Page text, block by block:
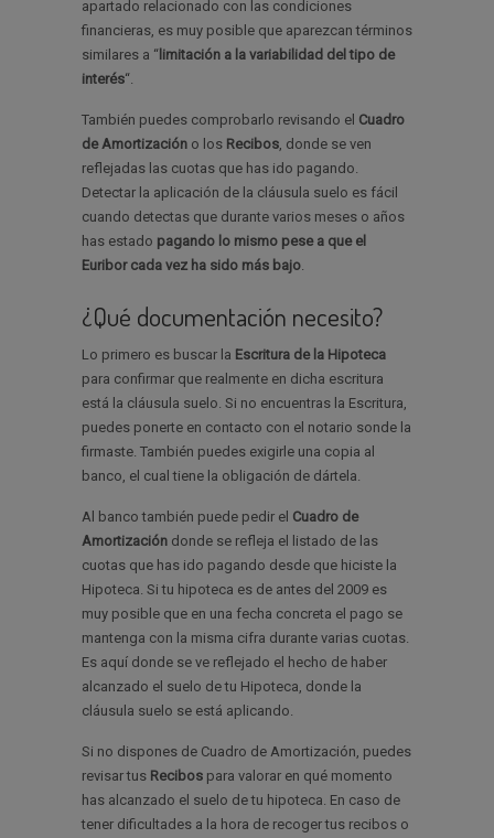
apartado relacionado con las condiciones
financieras, es muy posible que aparezcan términos
similares a “ limitación a la variabilidad del tipo de
interés“.
También puedes comprobarlo revisando el Cuadro
de Amortización o los Recibos , donde se ven
reflejadas las cuotas que has ido pagando.
Detectar la aplicación de la cláusula suelo es fácil
cuando detectas que durante varios meses o años
has estado pagando lo mismo pese a que el
Euribor cada vez ha sido más bajo
¿Qué documentación necesito?
Lo primero es buscar la Escritura de la Hipoteca
para confirmar que realmente en dicha escritura
está la cláusula suelo. Si no encuentras la Escritura,
puedes ponerte en contacto con el notario sonde la
firmaste. También puedes exigirle una copia al
banco, el cual tiene la obligación de dártela.
Al banco también puede pedir el Cuadro de
Amortización donde se refleja el listado de las
cuotas que has ido pagando desde que hiciste la
Hipoteca. Si tu hipoteca es de antes del 2009 es
muy posible que en una fecha concreta el pago se
mantenga con la misma cifra durante varias cuotas.
Es aquí donde se ve reflejado el hecho de haber
alcanzado el suelo de tu Hipoteca, donde la
cláusula suelo se está aplicando.
Si no dispones de Cuadro de Amortización, puedes
revisar tus Recibos para valorar en qué momento
has alcanzado el suelo de tu hipoteca. En caso de
tener dificultades a la hora de recoger tus recibos o